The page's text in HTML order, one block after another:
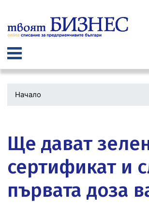
към
основното
Начало
Ще дават
сертификат и
първата доза